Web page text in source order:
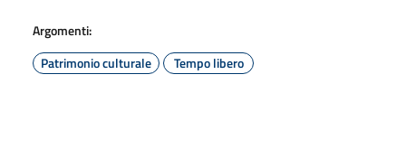
Argomenti:
Patrimonio culturale
Tempo libero